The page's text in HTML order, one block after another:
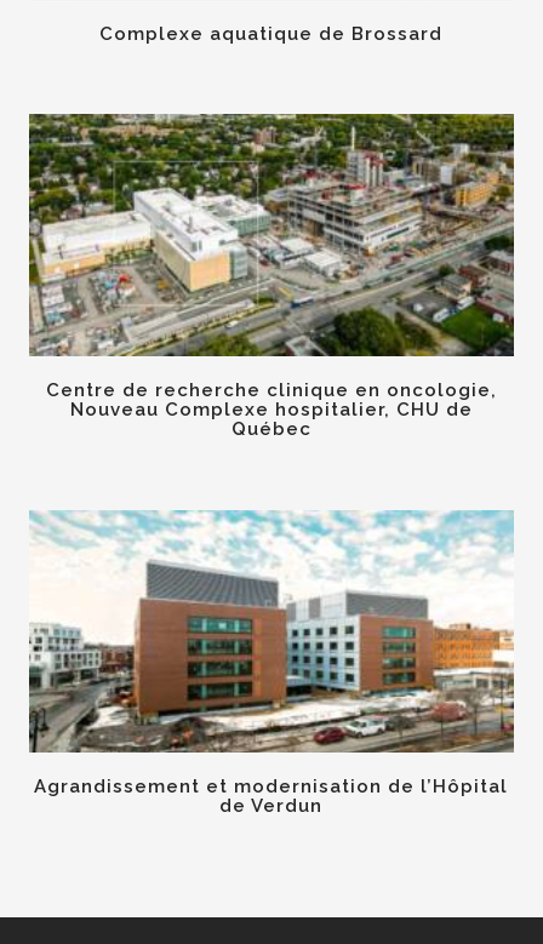
Complexe aquatique de Brossard
Centre de recherche clinique en oncologie,
Nouveau Complexe hospitalier, CHU de
Québec
Agrandissement et modernisation de l’Hôpital
de Verdun